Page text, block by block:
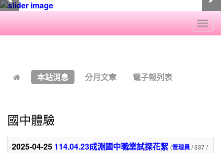
本站消息 分月文章 電子報列表
國中體驗
2025-04-25 114.04.23成淵國中職業試探花絮 (管理員/ 537 /